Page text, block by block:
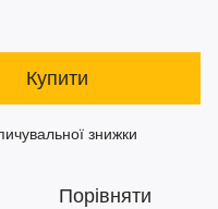
Купити
знижки
Порівняти